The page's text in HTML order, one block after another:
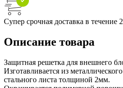
Супер срочная доставка в течение
Описание товара
Защитная решетка для внешнего
Изготавливается из
стального листа толщиной 2мм.